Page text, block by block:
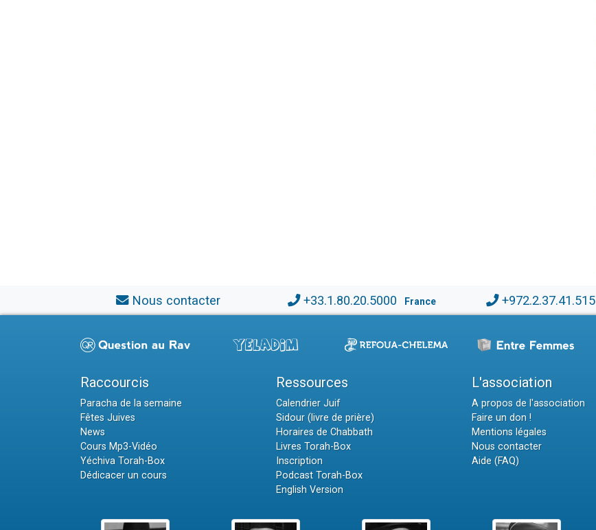
Nous contacter +33.1.80.20.5000 France +972.2.37.41.515
Raccourcis
Paracha de la semaine
Fêtes Juives
News
Cours Mp3-Vidéo
Yéchiva Torah-Box
Dédicacer un cours
Ressources
Calendrier Juif
Sidour (livre de prière)
Horaires de Chabbath
Livres Torah-Box
Inscription
Podcast Torah-Box
English Version
L'association
A propos de l'association
Faire un don !
Mentions légales
Nous contacter
Aide (FAQ)